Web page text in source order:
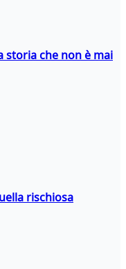
storia che non è mai
rischiosa